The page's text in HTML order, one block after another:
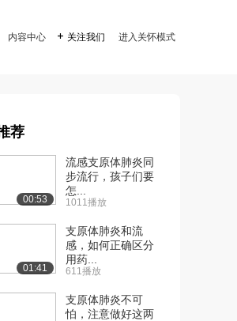
内容中心  关注我们 进入关怀模式
荐
00:53
流感支原体肺炎同
步流行，孩子们要
怎...
1011播放
01:41
支原体肺炎和流
感，如何正确区分
用药...
611播放
支原体肺炎不可
怕，注意做好这两